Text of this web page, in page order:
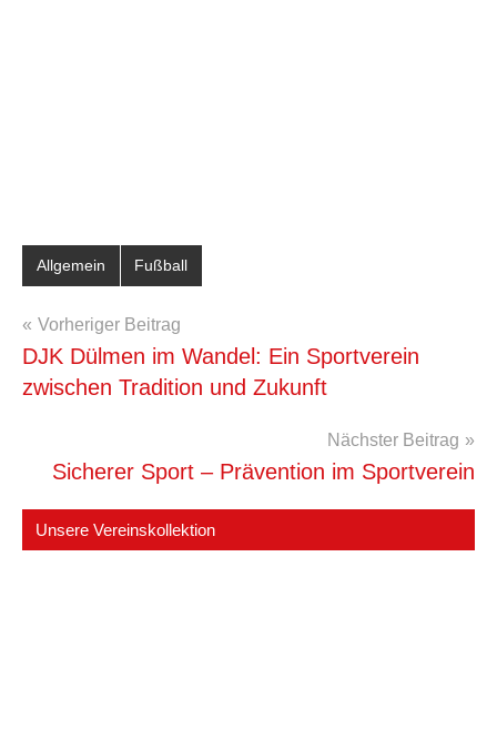
Allgemein Fußball
Beitragsnavigation
Vorheriger Beitrag
DJK Dülmen im Wandel: Ein Sportverein
zwischen Tradition und Zukunft
Nächster Beitrag
Sicherer Sport – Prävention im Sportverein
Unsere Vereinskollektion